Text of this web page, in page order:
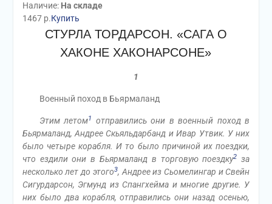
Наличие: На складе
1467р.Купить
СТУРЛА ТОРДАРСОН. «САГА О
ХАКОНЕ ХАКОНАРСОНЕ»
1
Военный поход в Бьярмаланд
Этим летом1
отправились они в военный поход в
Бьярмаланд, Андрее Скьяльдарбанд и Ивар Утвик. У них
было четыре корабля. И то было причиной их поездки,
что ездили они в Бьярмаланд в торговую поездку2 за
несколько лет до этого3, Андрее из Сьомелингар и Свейн
Сигурдарсон, Эгмунд из Спангхейма и многие другие. У
них было два корабля, отправились они назад осенью,